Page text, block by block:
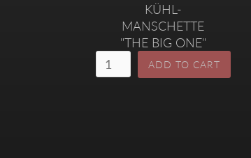
KÜHL-
MANSCHETTE
"THE BIG ONE"